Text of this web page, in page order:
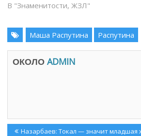
е
о
в
м
в
я
в
н
о
в
В "Знаменитости, ЖЗЛ"
Маша Распутина Распутина
ОКОЛО ADMIN
Навигация
Previous
Назарбаев: Токал — значит младшая